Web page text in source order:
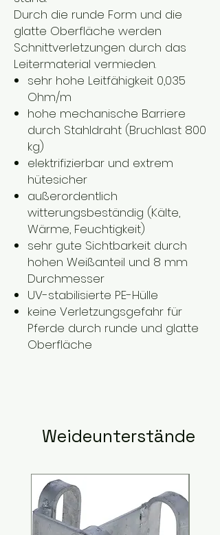
Durch die runde Form und die
glatte Oberfläche werden
Schnittverletzungen durch das
Leitermaterial vermieden.
sehr hohe Leitfähigkeit 0,035
Ohm/m
hohe mechanische Barriere
durch Stahldraht (Bruchlast 800
kg)
elektrifizierbar und extrem
hütesicher
außerordentlich
witterungsbeständig (Kälte,
Wärme, Feuchtigkeit)
sehr gute Sichtbarkeit durch
hohen Weißanteil und 8 mm
Durchmesser
UV-stabilisierte PE-Hülle
keine Verletzungsgefahr für
Pferde durch runde und glatte
Oberfläche
Weideunterstände